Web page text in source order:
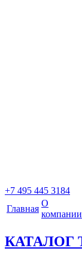
+7 495 445 3184
Главная
О
компании
КАТАЛОГ